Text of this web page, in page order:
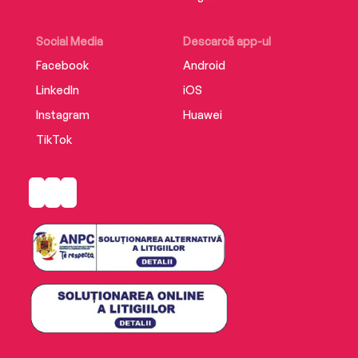
Social Media
Facebook
LinkedIn
Instagram
TikTok
Descarcă app-ul
Android
iOS
Huawei